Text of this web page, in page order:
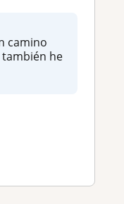
camino
he